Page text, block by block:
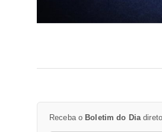
Receba o Boletim do Dia